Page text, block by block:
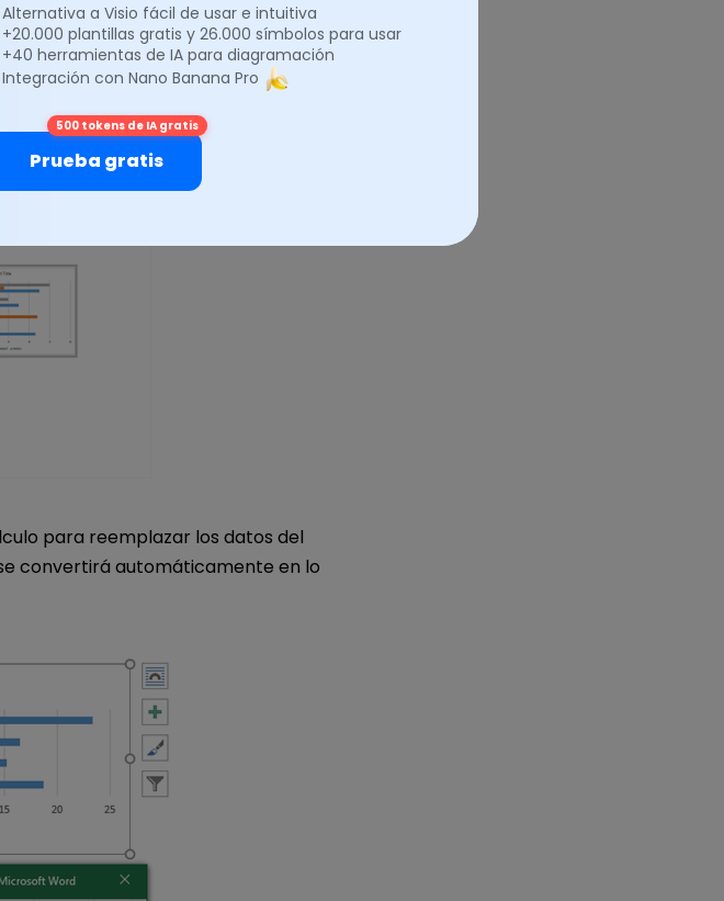
y haz clic en
para reemplazar los datos del
convertirá automáticamente en lo
Alternativa a Visio fácil de usar e intuitiva
+20.000 plantillas gratis y 26.000 símbolos para usar
+40 herramientas de IA para diagramación
Integración con Nano Banana Pro
500 tokens de IA gratis
Prueba gratis